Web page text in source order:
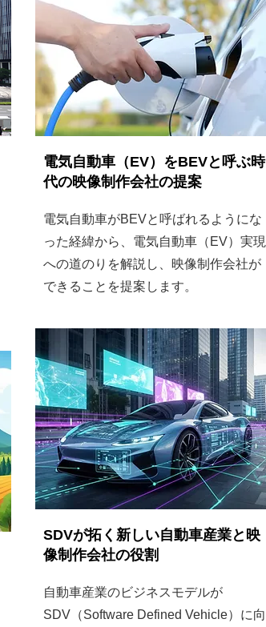
電気自動車（EV）をBEVと呼ぶ時
代の映像制作会社の提案
電気自動車がBEVと呼ばれるようにな
った経緯から、電気自動車（EV）実現
への道のりを解説し、映像制作会社が
できることを提案します。
SDVが拓く新しい自動車産業と映
像制作会社の役割
自動車産業のビジネスモデルが
SDV（Software Defined Vehicle）に向